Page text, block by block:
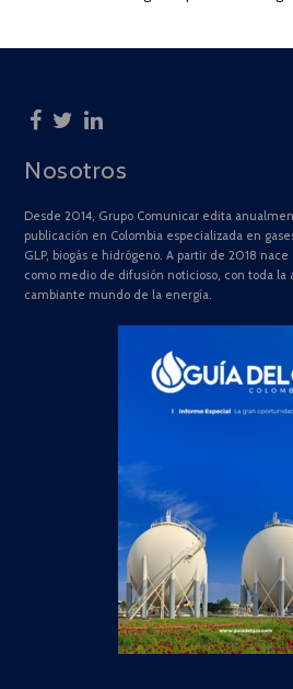
Nosotros
Desde 2014, Grupo Comunicar edita
publicación en Colombia especializada en
GLP, biogás e hidrógeno. A partir de 2018
como medio de difusión noticioso, con toda
cambiante mundo de la energía.